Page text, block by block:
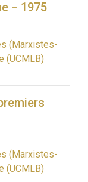
− 1975
(Marxistes-
(UCMLB)
(Marxistes-
(UCMLB)